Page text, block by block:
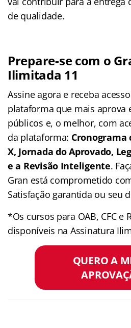
de qualidade.
Prepare-se com o
Ilimitada 11
Assine agora e receba
plataforma que mais aprova
públicos e, o melhor, com
da plataforma: Cronograma
X, Jornada do Aprovado,
e a Revisão Inteligente.
Gran está comprometido
Satisfação garantida ou seu
*Os cursos para OAB, CFC e
disponíveis na Assinatura
QUERO A